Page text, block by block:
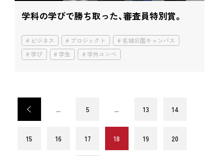
学科の学びで勝ち取った、審査員特別賞。
ビジネス プロジェクト
名城公園キャンパス
学び
学生 学外コンペ
< ... 5 ... 13 14
15 16 17 18 19 20